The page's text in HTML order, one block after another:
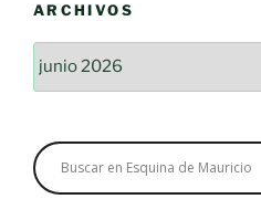
ARCHIVOS